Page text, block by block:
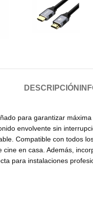
DESCRIPCIÓN
para garantizar
envolvente sin
Compatible con todos
en casa. Además,
para instalaciones